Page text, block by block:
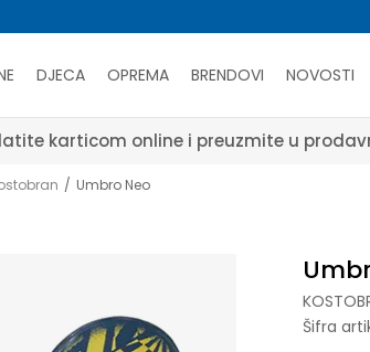
DJECA OPREMA BRENDOVI NOVOSTI
Platite karticom online i preuzmite u
Umbro Neo
Šifra